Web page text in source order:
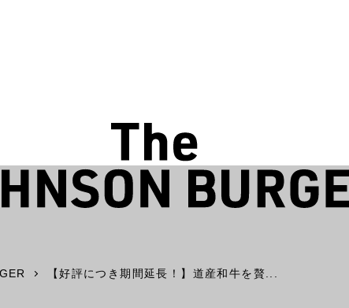
【好評につき期間延長！】道産和牛を贅...